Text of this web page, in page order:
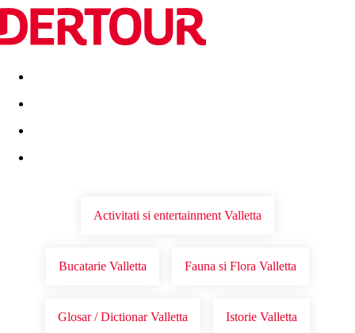
Destinatii Vacanta perfecta OFERTE DE NERATAT
Activitati si entertainment Valletta
Bucatarie Valletta Fauna si Flora Valletta
Glosar / Dictionar Valletta Istorie Valletta